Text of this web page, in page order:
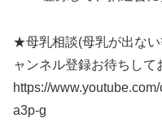
★母乳相談(母乳が出な
ャンネル登録お待ちして
https://
a3p-g